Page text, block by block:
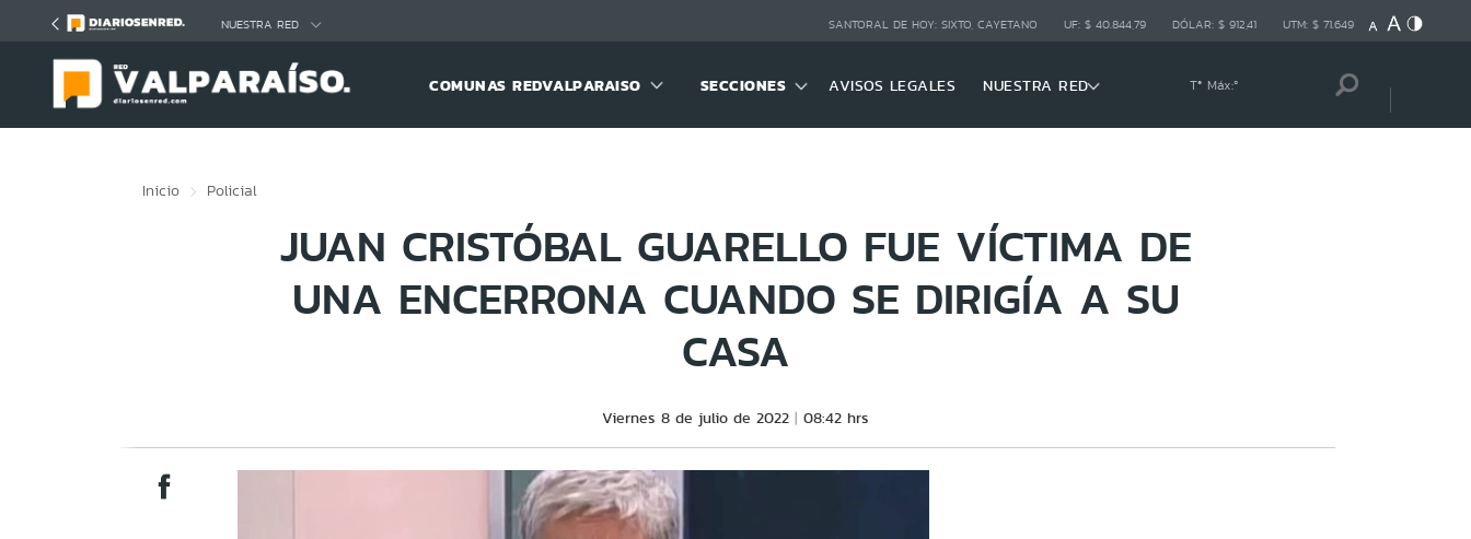
NUESTRA RED SANTORAL DE HOY: SIXTO, CAYETANO UF: $ 40.844,79 DÓLAR: $ 912,41 UTM: $ 71.649
COMUNAS REDVALPARAISO SECCIONES AVISOS LEGALES NUESTRA RED Tª Máx:º
Inicio Policial
JUAN CRISTÓBAL GUARELLO FUE VÍCTIMA DE
UNA ENCERRONA CUANDO SE DIRIGÍA A SU
CASA
Viernes 8 de julio de 2022 08:42 hrs